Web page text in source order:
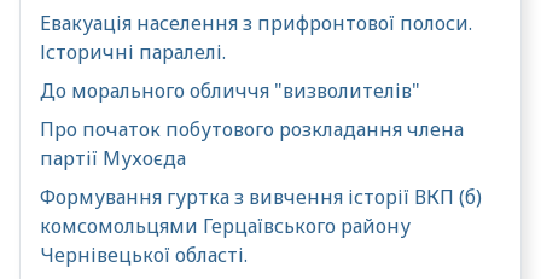
Евакуація населення з прифронтової полоси.
Історичні паралелі.
До морального обличчя "визволителів"
Про початок побутового розкладання члена
партії Мухоєда
Формування гуртка з вивчення історії ВКП (б)
комсомольцями Герцаївського району
Чернівецької області.